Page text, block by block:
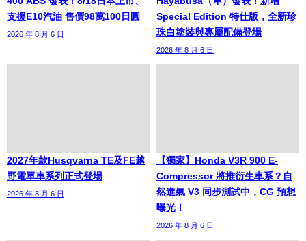
支援E10汽油 售價98萬100日圓
2026 年 8 月 6 日
Special Edition 特仕版，全新珍
珠白塗裝與專屬配備登場
2026 年 8 月 6 日
2027年款Husqvarna TE及FE越
野電單車系列正式登場
2026 年 8 月 6 日
【獨家】Honda V3R 900 E-
Compressor 將推衍生車系？自
然進氣 V3 同步測試中，CG 預想
曝光！
2026 年 8 月 6 日